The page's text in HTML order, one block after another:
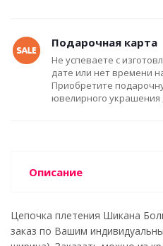
Подарочная карта
Не успеваете с
дате или нет времени
Приобретите
ювелирного украшения
Описание
Цепочка плетения Шикана
заказ по Вашим